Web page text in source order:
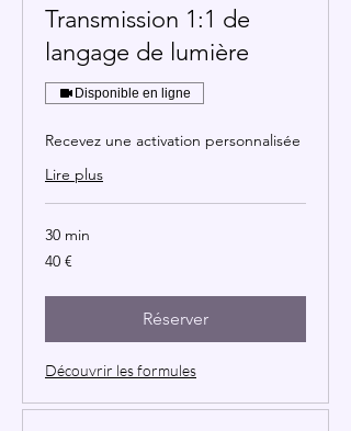
Transmission 1:1 de
langage de lumière
Disponible en ligne
Recevez une activation personnalisée
Lire plus
30 min
40
euros
40 €
Réserver
Découvrir les formules